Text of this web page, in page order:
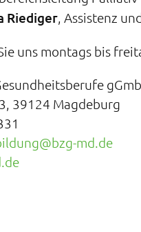
Riediger , Assistenz
uns montags bis
39124 Magdeburg
md.de